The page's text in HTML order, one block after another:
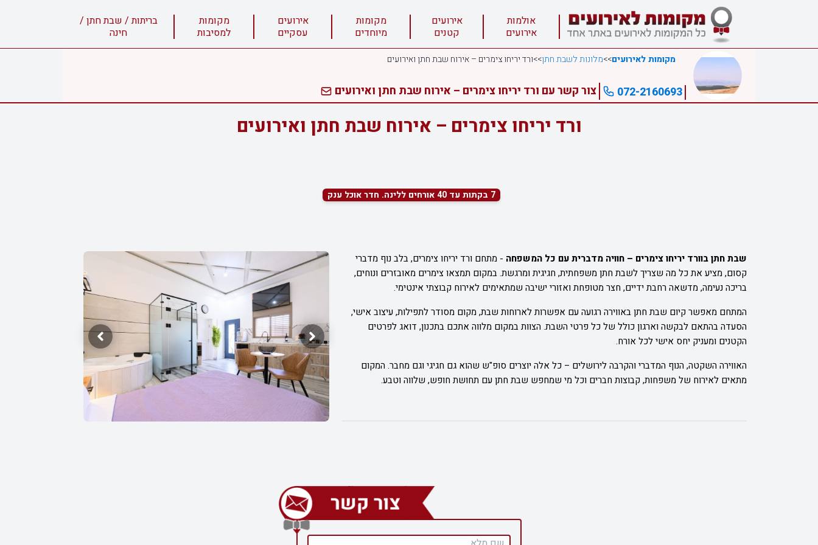
אולמות
אירועים
אירועים
קטנים
מקומות
מיוחדים
אירועים
עסקיים
מקומות
למסיבות
בריתות / שבת חתן /
חינה
מקומות לאירועים>>מלונות לשבת חתן>>ורד יריחו צימרים – אירוח שבת חתן ואירועים
072-2160693 צור קשר עם ורד יריחו צימרים – אירוח שבת חתן ואירועים
ורד יריחו צימרים – אירוח שבת חתן ואירועים
7 בקתות עד 40 אורחים ללינה. חדר אוכל ענק
שבת חתן בוורד יריחו צימרים – חוויה מדברית עם כל המשפחה - מתחם ורד יריחו צימרים, בלב נוף מדברי
קסום, מציע את כל מה שצריך לשבת חתן משפחתית, חגיגית ומרגשת. במקום תמצאו צימרים מאובזרים ונוחים,
בריכה נעימה, מדשאה רחבת ידיים, חצר מטופחת ואזורי ישיבה שמתאימים לאירוח קבוצתי אינטימי.
המתחם מאפשר קיום שבת חתן באווירה רגועה עם אפשרות לארוחות שבת, מקום מסודר לתפילות, עיצוב אישי,
הסעדה בהתאם לבקשה וארגון כולל של כל פרטי השבת. הצוות במקום מלווה אתכם בתכנון, דואג לפרטים
הקטנים ומעניק יחס אישי לכל אורח.
האווירה השקטה, הנוף המדברי והקרבה לירושלים – כל אלה יוצרים סופ"ש שהוא גם חגיגי וגם מחבר. המקום
מתאים לאירוח של משפחות, קבוצות חברים וכל מי שמחפש שבת חתן עם תחושת חופש, שלווה וטבע.